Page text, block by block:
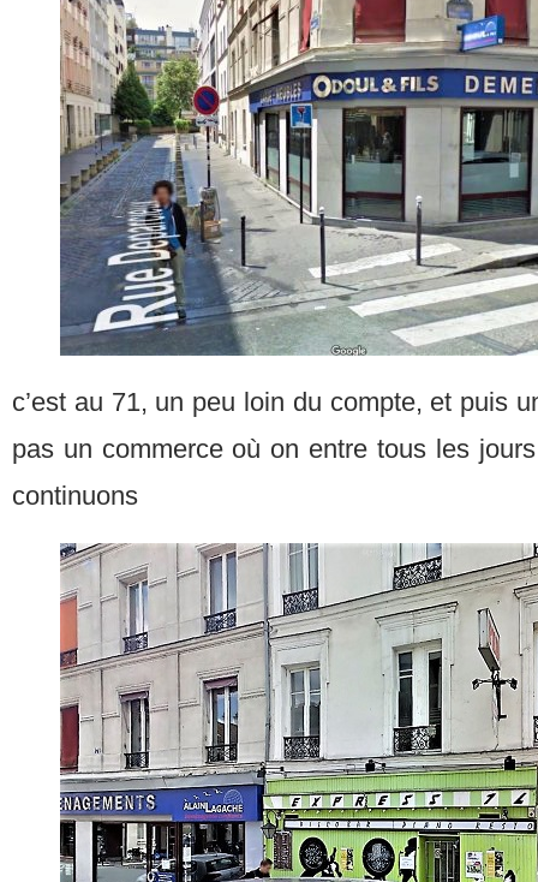
c’est au 71, un peu loin du compte, et puis
pas un commerce où on entre tous les
continuons